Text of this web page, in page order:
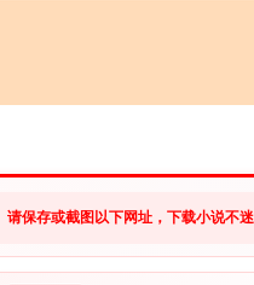
请保存或截图以下网址，下载小说不迷